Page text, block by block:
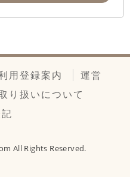
用登録案内
運営
り扱いについて
All Rights Reserved.